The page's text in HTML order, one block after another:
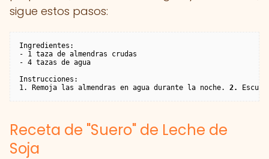
sigue estos pasos:
Ingredientes:
- 1 taza de almendras crudas
- 4 tazas de agua
Instrucciones:
1. Remoja las almendras en agua durante la noche. 2.
Receta de "Suero" de Leche de
Soja